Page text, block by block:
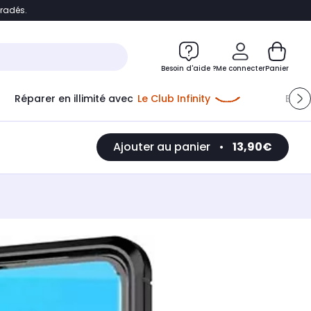
Accéder directement au chatbot
Besoin d'aide ?Me connecter
Me connecter
Nouveau clientCréer mon compte
ou me connecter avec
Panier
Réparer en illimité avec Le Club Infinity
Ajouter au panier • 13,90€